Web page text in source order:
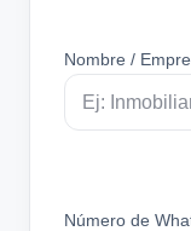
Nombre /
Número de